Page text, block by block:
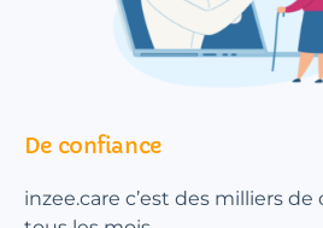
De confiance
inzee.care c’est des milliers